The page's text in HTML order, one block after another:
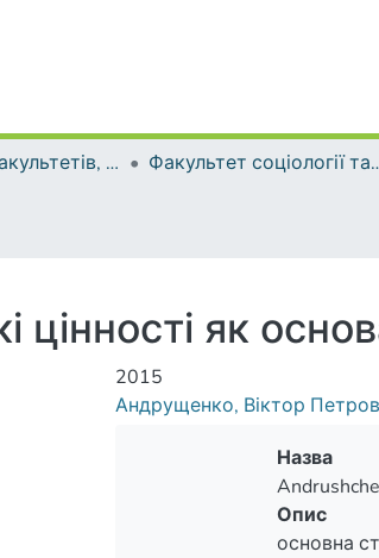
Матеріали факультетів, інститутів, підрозділів Факультет
цінності як
2015
Андрущенко, Віктор
Назва
Опис
основна